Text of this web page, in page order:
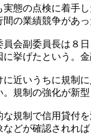
態の点検に着手
の業績競争があ
会副委員長は８
挙げたという。
近いうちに規制
規制の強化が新
規制で信用貸付
などが確認されれ